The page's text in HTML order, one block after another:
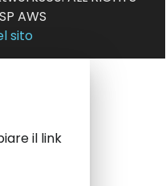
AWS
sito
il link